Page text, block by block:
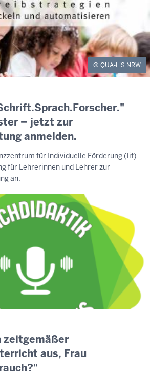
QUA-LiS NRW
– jetzt zur
anmelden.
für Individuelle Förderung (lif)
für Lehrerinnen und Lehrer zur
an.
zeitgemäßer
aus, Frau